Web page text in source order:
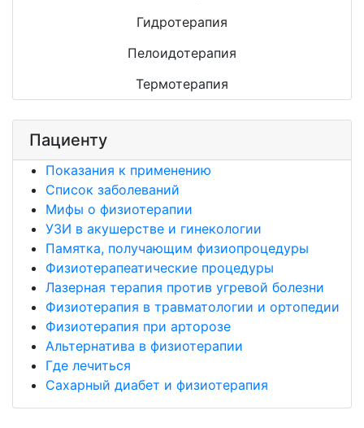
Гидротерапия
Пелоидотерапия
Термотерапия
Пациенту
Показания к применению
Список заболеваний
Мифы о физиотерапии
УЗИ в акушерстве и гинекологии
Памятка, получающим физиопроцедуры
Физиотерапеатические процедуры
Лазерная терапия против угревой болезни
Физиотерапия в травматологии и ортопедии
Физиотерапия при арторозе
Альтернатива в физиотерапии
Где лечиться
Сахарный диабет и физиотерапия